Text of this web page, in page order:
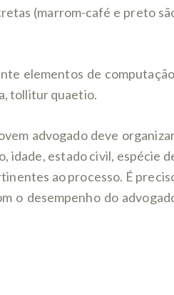
(marrom-café e preto
elementos de
tollitur quaetio.
advogado deve
idade, estado civil, espécie
ao processo. É
o desempenho do